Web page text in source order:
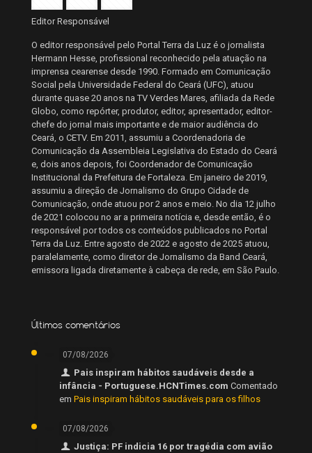
Editor Responsável
O editor responsável pelo Portal Terra da Luz é o jornalista
Hermann Hesse, profissional reconhecido pela atuação na
imprensa cearense desde 1990. Formado em Comunicação
Social pela Universidade Federal do Ceará (UFC), atuou
durante quase 20 anos na TV Verdes Mares, afiliada da Rede
Globo, como repórter, produtor, editor, apresentador, editor-
chefe do jornal mais importante e de maior audiência do
Ceará, o CETV. Em 2011, assumiu a Coordenadoria de
Comunicação da Assembleia Legislativa do Estado do Ceará
e, dois anos depois, foi Coordenador de Comunicação
Institucional da Prefeitura de Fortaleza. Em janeiro de 2019,
assumiu a direção de Jornalismo do Grupo Cidade de
Comunicação, onde atuou por 2 anos e meio. No dia 12 julho
de 2021 colocou no ar a primeira notícia e, desde então, é o
responsável por todos os conteúdos publicados no Portal
Terra da Luz. Entre agosto de 2022 e agosto de 2025 atuou,
paralelamente, como diretor de Jornalismo da Band Ceará,
emissora ligada diretamente à cabeça de rede, em São Paulo.
Últimos comentários
07/08/2026
Pais inspiram hábitos saudáveis desde a
infância - Portuguese.HCNTimes.com Comentado
em Pais inspiram hábitos saudáveis para os filhos
07/08/2026
Justiça: PF indicia 16 por tragédia com avião